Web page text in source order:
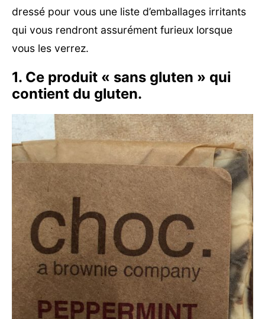
dressé pour vous une liste d’emballages irritants
qui vous rendront assurément furieux lorsque
vous les verrez.
1. Ce produit « sans gluten » qui
contient du gluten.